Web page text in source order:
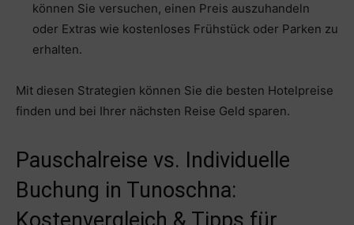
können Sie versuchen, einen Preis auszuhandeln
oder Extras wie kostenloses Frühstück oder Parken zu
erhalten.
Mit diesen Strategien können Sie die besten Hotelpreise
finden und bei Ihrer nächsten Reise Geld sparen.
Pauschalreise vs. Individuelle
Buchung in Tunoschna: